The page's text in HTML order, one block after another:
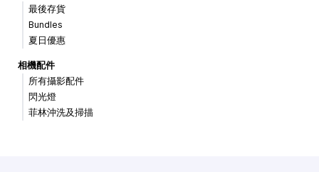
最後存貨
Bundles
夏日優惠
相機配件
所有攝影配件
閃光燈
菲林沖洗及掃描